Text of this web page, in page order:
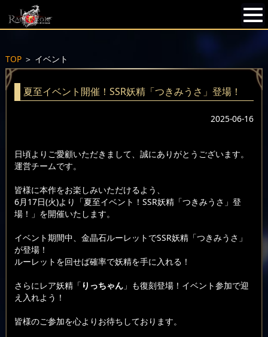
TOP＞ イベント
夏至イベント開催！SSR妖精「つきみうさ」登場！
2025-06-16
日頃よりご愛顧いただきまして、誠にありがとうございます。
運営チームです。
皆様に本作をお楽しみいただけるよう、
6月17日(火)より「夏至イベント！SSR妖精「つきみうさ」登
場！」を開催いたします。
イベント期間中、金晶石ルーレットでSSR妖精「つきみうさ」
が登場！
ルーレットを回せば確率で妖精を手に入れる！
さらにレア妖精「 りっちゃん」も復刻登場！イベント参加で迎
え入れよう！
皆様のご参加を心よりお待ちしております。